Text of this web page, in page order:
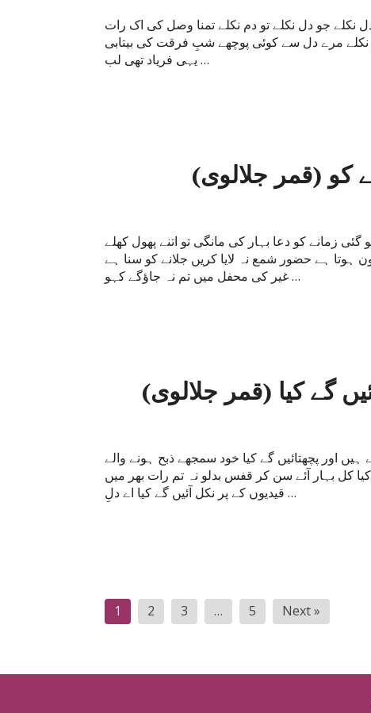
نکلے جو دل نکلے تو دم نکلے تمنا وصل کی اک رات
نکلے مرے دل سے کوئی پوچھے شبِ فرقت کی بیتابی
یہی فریاد تھی لب …
کو (قمر جلالوی)
زمانے کو دعا بہار کی مانگی تو اتنے پھول کھلے
ہوتا ہے حضور شمع نہ لایا کریں جلانے کو سنا ہے
غیر کی محفل میں تم نہ جاؤگے کہو …
گے کیا (قمر جلالوی)
اور پچھتائیں گے کیا خود سمجھے ذبح ہونے والے
کل بہار آئے سن کر قفس بدلو نہ تم رات بھر میں
قیدیوں کے پر نکل آئیں گے کیا اے دلِ …
Posts
navigation
1 2 3 … 5 Next »